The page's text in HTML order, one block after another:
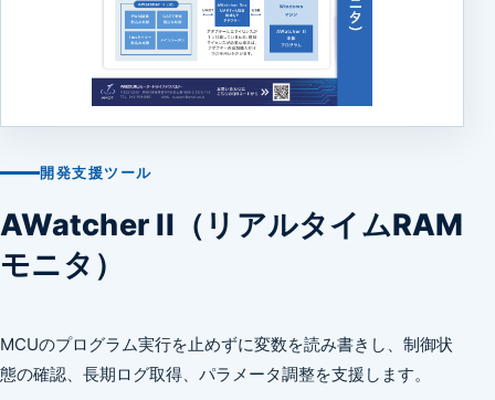
開発支援ツール
AWatcher II（リアルタイムRAM
モニタ）
MCUのプログラム実行を止めずに変数を読み書きし、制御状
態の確認、長期ログ取得、パラメータ調整を支援します。